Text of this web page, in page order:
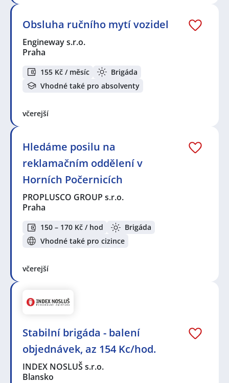
Obsluha ručního mytí vozidel
Engineway s.r.o.
Praha
155 Kč / měsíc
Brigáda
Vhodné také pro absolventy
včerejší
Hledáme posilu na
reklamačním oddělení v
Horních Počernicích
PROPLUSCO GROUP s.r.o.
Praha
150 – 170 Kč / hod
Brigáda
Vhodné také pro cizince
včerejší
Stabilní brigáda - balení
objednávek, az 154 Kc/hod.
INDEX NOSLUŠ s.r.o.
Blansko